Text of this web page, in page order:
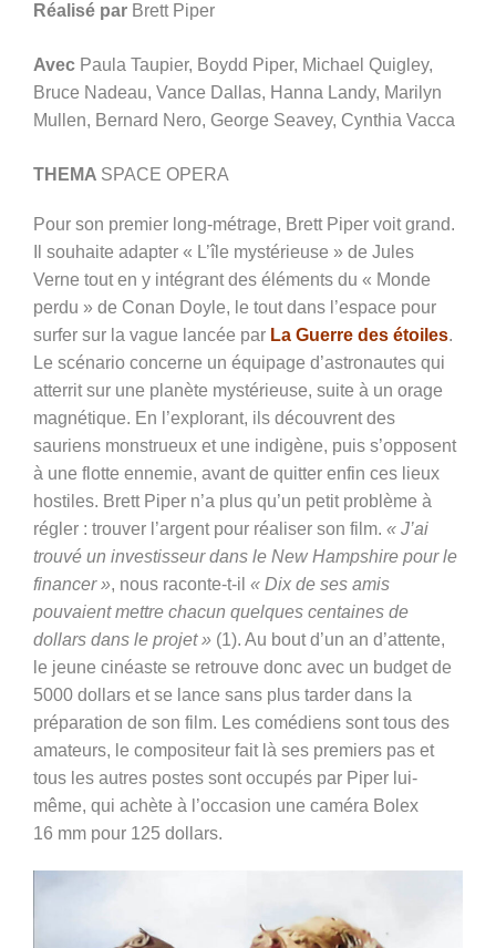
Réalisé par Brett Piper
Avec Paula Taupier, Boydd Piper, Michael Quigley,
Bruce Nadeau, Vance Dallas, Hanna Landy, Marilyn
Mullen, Bernard Nero, George Seavey, Cynthia Vacca
THEMA SPACE OPERA
Pour son premier long-métrage, Brett Piper voit grand.
Il souhaite adapter « L’île mystérieuse » de Jules
Verne tout en y intégrant des éléments du « Monde
perdu » de Conan Doyle, le tout dans l’espace pour
surfer sur la vague lancée par La Guerre des étoiles.
Le scénario concerne un équipage d’astronautes qui
atterrit sur une planète mystérieuse, suite à un orage
magnétique. En l’explorant, ils découvrent des
sauriens monstrueux et une indigène, puis s’opposent
à une flotte ennemie, avant de quitter enfin ces lieux
hostiles. Brett Piper n’a plus qu’un petit problème à
régler : trouver l’argent pour réaliser son film. « J’ai
trouvé un investisseur dans le New Hampshire pour le
financer », nous raconte-t-il « Dix de ses amis
pouvaient mettre chacun quelques centaines de
dollars dans le projet » (1). Au bout d’un an d’attente,
le jeune cinéaste se retrouve donc avec un budget de
5000 dollars et se lance sans plus tarder dans la
préparation de son film. Les comédiens sont tous des
amateurs, le compositeur fait là ses premiers pas et
tous les autres postes sont occupés par Piper lui-
même, qui achète à l’occasion une caméra Bolex
16 mm pour 125 dollars.